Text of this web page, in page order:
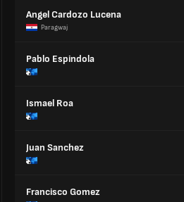
Angel Cardozo Lucena
Paragwaj
Pablo Espindola
Ismael Roa
Juan Sanchez
Francisco Gomez